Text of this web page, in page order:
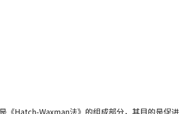
Hatch-Waxman法》的组成部分，其目的是促进